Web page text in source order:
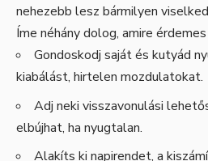
nehezebb lesz bármilyen
Íme néhány dolog, amire
Gondoskodj saját és kutyád
kiabálást, hirtelen mozdulatokat.
Adj neki visszavonulási
elbújhat, ha nyugtalan.
Alakíts ki napirendet, a